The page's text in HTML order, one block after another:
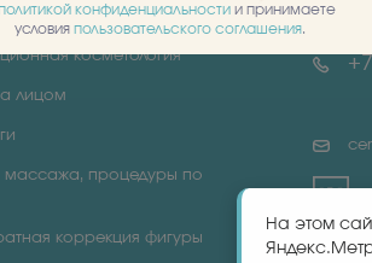
косметология
косметология
лицом
массажа, процедуры по
коррекция фигуры
конфиденциальности и принимаете
условия пользовательского соглашения.
На этом